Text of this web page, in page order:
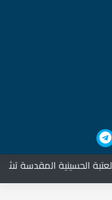
الحسينية المقدسة